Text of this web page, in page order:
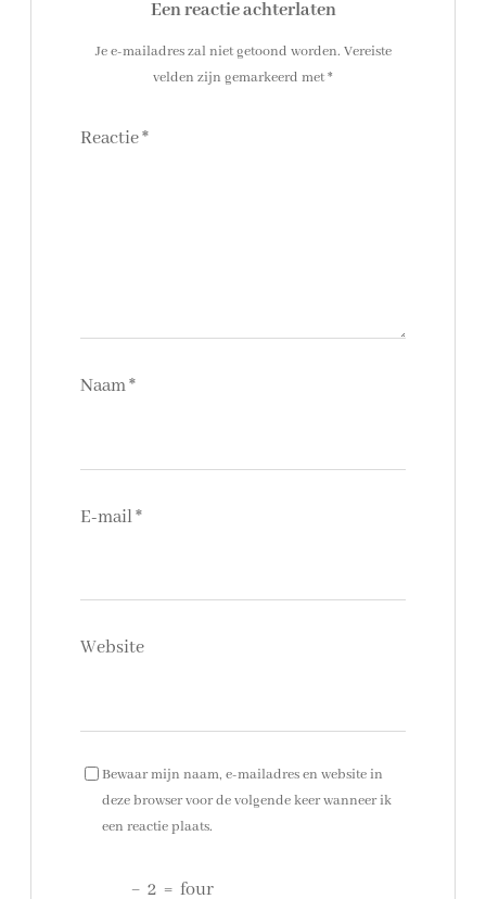
Een reactie achterlaten
Je e-mailadres zal niet getoond worden. Vereiste
velden zijn gemarkeerd met*
Reactie*
Naam*
E-mail*
Website
Bewaar mijn naam, e-mailadres en website in
deze browser voor de volgende keer wanneer ik
een reactie plaats.
− 2 = four